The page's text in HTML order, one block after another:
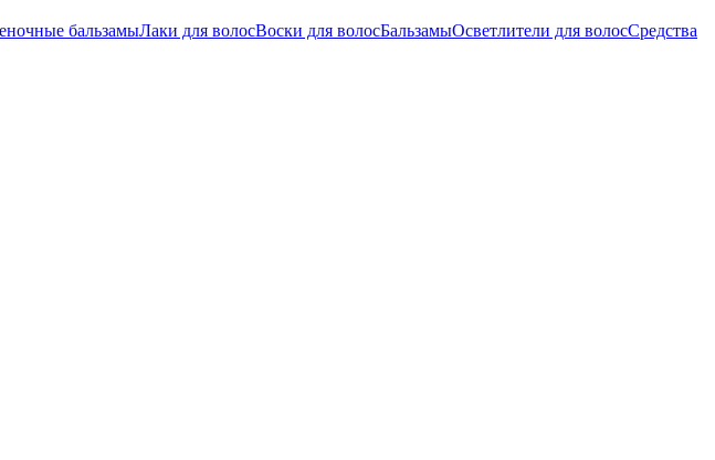
бальзамыЛаки для волосВоски для волосБальзамыОсветлители для волосСредства